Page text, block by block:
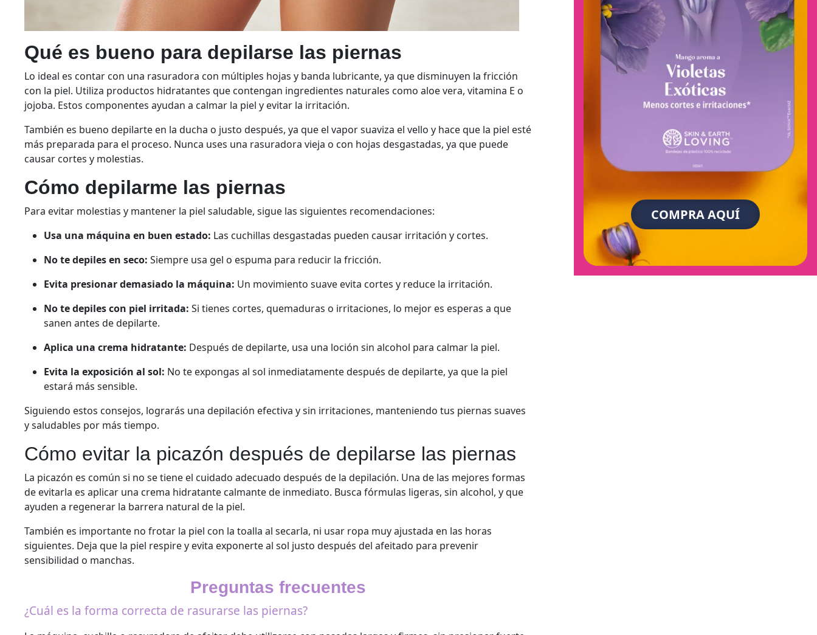
Qué es bueno para depilarse las piernas
Lo ideal es contar con una rasuradora con múltiples hojas y banda lubricante, ya que disminuyen la fricción
con la piel. Utiliza productos hidratantes que contengan ingredientes naturales como aloe vera, vitamina E o
jojoba. Estos componentes ayudan a calmar la piel y evitar la irritación.
También es bueno depilarte en la ducha o justo después, ya que el vapor suaviza el vello y hace que la piel esté
más preparada para el proceso. Nunca uses una rasuradora vieja o con hojas desgastadas, ya que puede
causar cortes y molestias.
Cómo depilarme las piernas
Para evitar molestias y mantener la piel saludable, sigue las siguientes recomendaciones:
Usa una máquina en buen estado: Las cuchillas desgastadas pueden causar irritación y cortes.
No te depiles en seco: Siempre usa gel o espuma para reducir la fricción.
Evita presionar demasiado la máquina: Un movimiento suave evita cortes y reduce la irritación.
No te depiles con piel irritada: Si tienes cortes, quemaduras o irritaciones, lo mejor es esperas a que
sanen antes de depilarte.
Aplica una crema hidratante: Después de depilarte, usa una loción sin alcohol para calmar la piel.
Evita la exposición al sol: No te expongas al sol inmediatamente después de depilarte, ya que la piel
estará más sensible.
Siguiendo estos consejos, lograrás una depilación efectiva y sin irritaciones, manteniendo tus piernas suaves
y saludables por más tiempo.
Cómo evitar la picazón después de depilarse las piernas
La picazón es común si no se tiene el cuidado adecuado después de la depilación. Una de las mejores formas
de evitarla es aplicar una crema hidratante calmante de inmediato. Busca fórmulas ligeras, sin alcohol, y que
ayuden a regenerar la barrera natural de la piel.
También es importante no frotar la piel con la toalla al secarla, ni usar ropa muy ajustada en las horas
siguientes. Deja que la piel respire y evita exponerte al sol justo después del afeitado para prevenir
sensibilidad o manchas.
Preguntas frecuentes
¿Cuál es la forma correcta de rasurarse las piernas?
COMPRA AQUÍ